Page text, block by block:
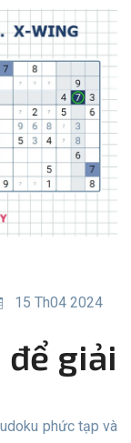
15 Th04 2024